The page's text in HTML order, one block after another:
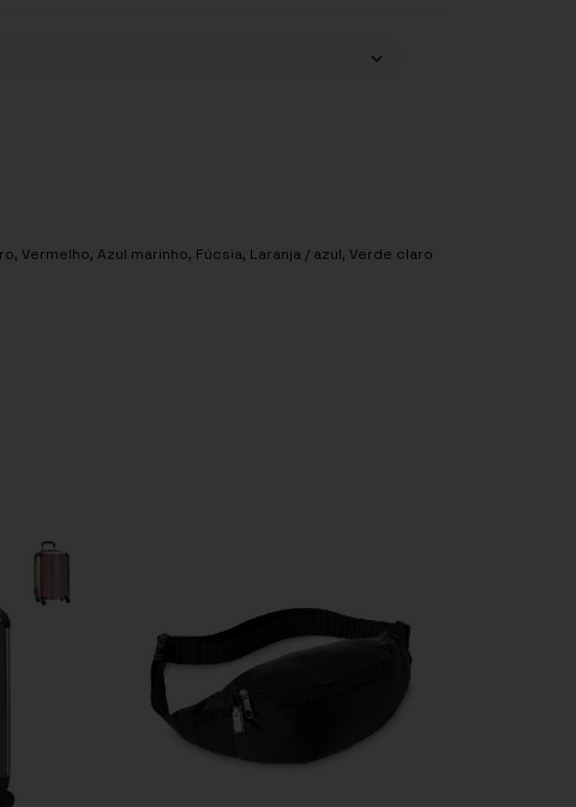
, Vermelho, Azul marinho, Fúcsia, Laranja / azul, Verde claro